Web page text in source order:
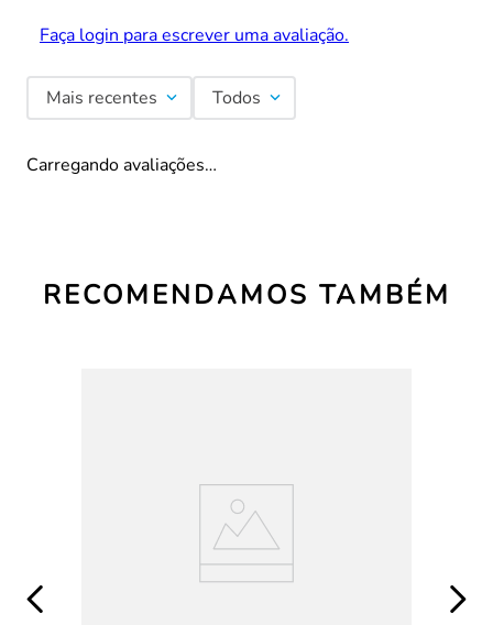
Faça login para escrever uma avaliação.
Mais recentes Todos
Carregando avaliações…
RECOMENDAMOS TAMBÉM